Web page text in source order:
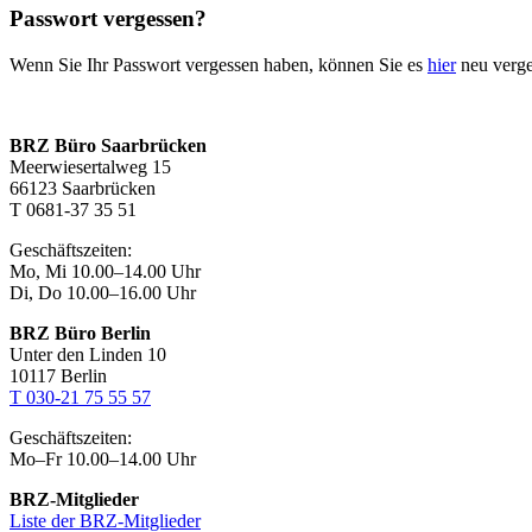
Passwort vergessen?
Wenn Sie Ihr Passwort vergessen haben, können Sie es hierneu
BRZ Büro Saarbrücken
Meerwiesertalweg 15
66123 Saarbrücken
T 0681-37 35 51
Geschäftszeiten:
Mo, Mi 10.00–14.00 Uhr
Di, Do 10.00–16.00 Uhr
BRZ Büro Berlin
Unter den Linden 10
10117 Berlin
T 030-21 75 55 57
Geschäftszeiten:
Mo–Fr 10.00–14.00 Uhr
BRZ-Mitglieder
Liste der BRZ-Mitglieder